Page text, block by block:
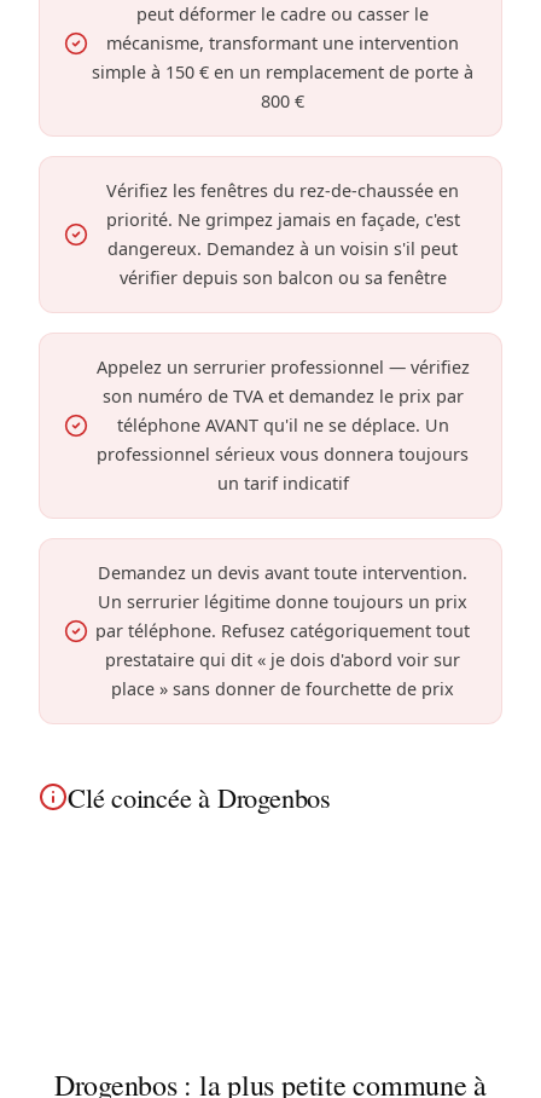
peut déformer le cadre ou casser le
mécanisme, transformant une intervention
simple à 150 € en un remplacement de porte à
800 €
Vérifiez les fenêtres du rez-de-chaussée en
priorité. Ne grimpez jamais en façade, c'est
dangereux. Demandez à un voisin s'il peut
vérifier depuis son balcon ou sa fenêtre
Appelez un serrurier professionnel — vérifiez
son numéro de TVA et demandez le prix par
téléphone AVANT qu'il ne se déplace. Un
professionnel sérieux vous donnera toujours
un tarif indicatif
Demandez un devis avant toute intervention.
Un serrurier légitime donne toujours un prix
par téléphone. Refusez catégoriquement tout
prestataire qui dit « je dois d'abord voir sur
place » sans donner de fourchette de prix
Clé coincée à Drogenbos
Drogenbos : la plus petite commune à